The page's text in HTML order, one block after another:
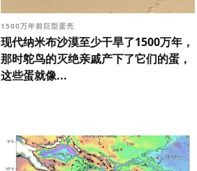
1500万年前巨型蛋壳
现代纳米布沙漠至少干旱了1500万年，
那时鸵鸟的灭绝亲戚产下了它们的蛋，
这些蛋就像...